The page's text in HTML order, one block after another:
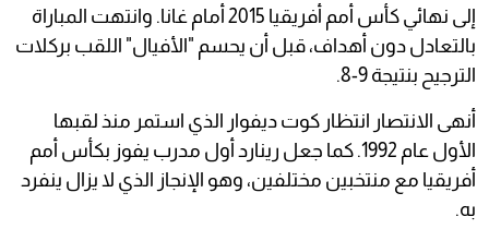
إلى نهائي كأس أمم أفريقيا 2015 أمام غانا. وانتهت المباراة
بالتعادل دون أهداف، قبل أن يحسم "الأفيال" اللقب بركلات
الترجيح بنتيجة 9-8.
أنهى الانتصار انتظار كوت ديفوار الذي استمر منذ لقبها
الأول عام 1992. كما جعل رينارد أول مدرب يفوز بكأس أمم
أفريقيا مع منتخبين مختلفين، وهو الإنجاز الذي لا يزال ينفرد
به.